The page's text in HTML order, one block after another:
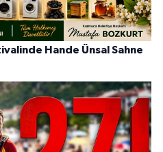
Hande Ünsal Sahne